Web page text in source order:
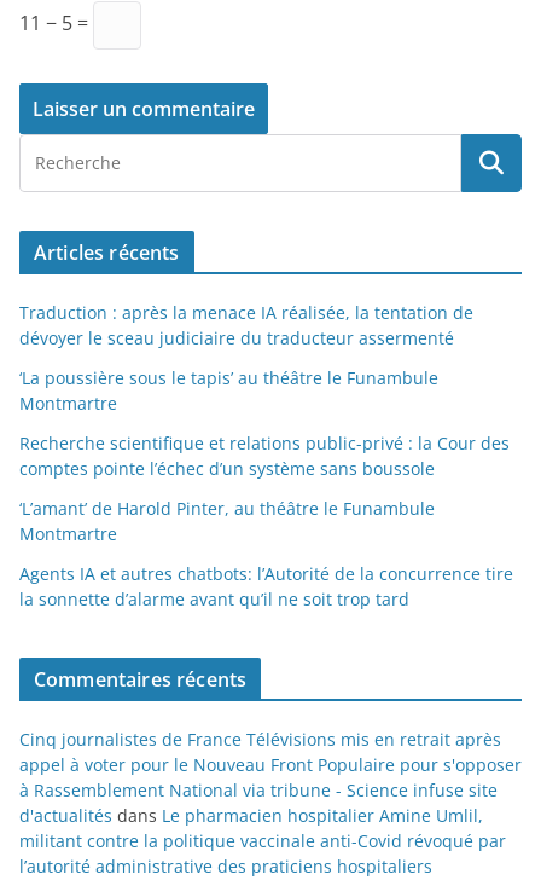
11 − 5 =
Articles récents
Traduction : après la menace IA réalisée, la tentation de
dévoyer le sceau judiciaire du traducteur assermenté
‘La poussière sous le tapis’ au théâtre le Funambule
Montmartre
Recherche scientifique et relations public-privé : la Cour des
comptes pointe l’échec d’un système sans boussole
‘L’amant’ de Harold Pinter, au théâtre le Funambule
Montmartre
Agents IA et autres chatbots: l’Autorité de la concurrence tire
la sonnette d’alarme avant qu’il ne soit trop tard
Commentaires récents
Cinq journalistes de France Télévisions mis en retrait après
appel à voter pour le Nouveau Front Populaire pour s'opposer
à Rassemblement National via tribune - Science infuse site
d'actualités dans Le pharmacien hospitalier Amine Umlil,
militant contre la politique vaccinale anti-Covid révoqué par
l’autorité administrative des praticiens hospitaliers